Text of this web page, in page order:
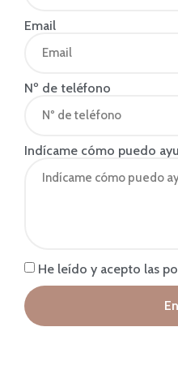
Email
Nº de teléfono
Indícame cómo puedo
He leído y acepto las